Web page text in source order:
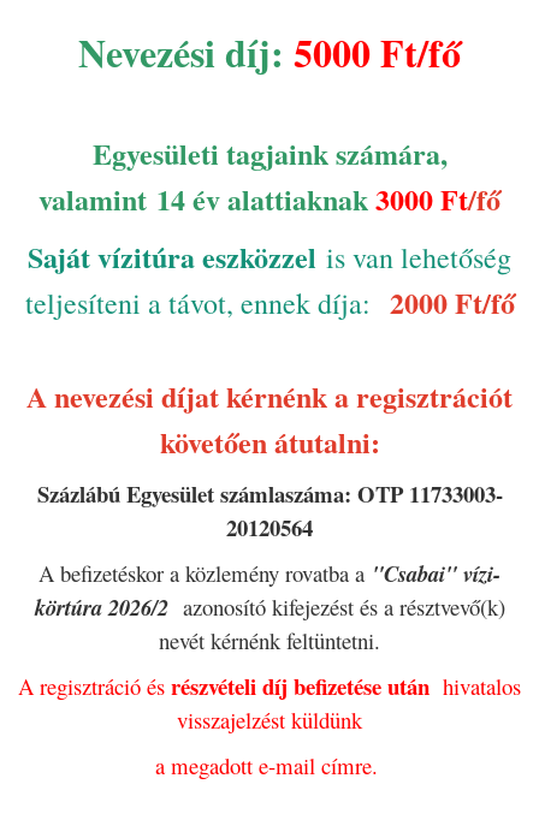
Nevezési díj: 5000 Ft/fő
Egyesületi tagjaink számára,
valamint 14 év alattiaknak3000 Ft/fő
Saját vízitúra eszközzel is van lehetőség
teljesíteni a távot, ennek díja: 2000 Ft/fő
A nevezési díjat kérnénk a regisztrációt
követően átutalni:
Százlábú Egyesület számlaszáma: OTP 11733003-
20120564
A befizetéskor a közlemény rovatba a "Csabai" vízi-
körtúra 2026/2 azonosító kifejezést és a résztvevő(k)
nevét kérnénk feltüntetni.
A regisztráció és részvételi díj befizetése után hivatalos
visszajelzést küldünk
a megadott e-mail címre.